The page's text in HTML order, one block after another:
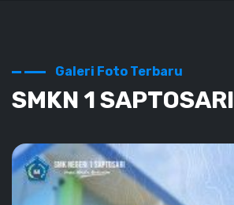
Galeri Foto Terbaru
SMKN 1 SAPTOSARI